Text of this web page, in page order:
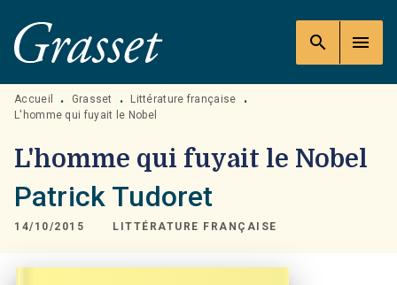
MENU RECHERCHE
PIED DE PAGE
search menu
Accueil • Grasset • Littérature française
•
L'homme qui fuyait le Nobel
L'homme qui fuyait le Nobel
Patrick Tudoret
14/10/2015 LITTÉRATURE FRANÇAISE